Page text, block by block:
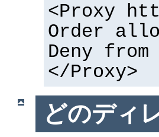
<Proxy
Order
Deny
</Proxy>
どのディ